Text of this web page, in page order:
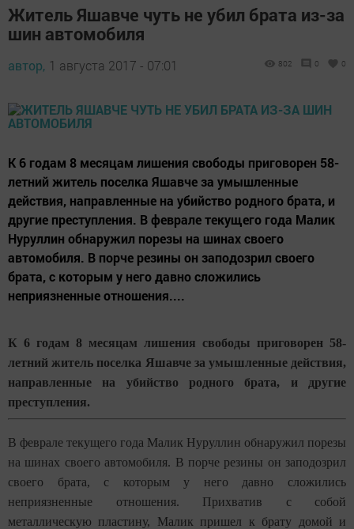
Житель Яшавче чуть не убил брата из-за
шин автомобиля
автор, 1 августа 2017 - 07:01 802 0 0
К 6 годам 8 месяцам лишения свободы приговорен 58-
летний житель поселка Яшавче за умышленные
действия, направленные на убийство родного брата, и
другие преступления. В феврале текущего года Малик
Нуруллин обнаружил порезы на шинах своего
автомобиля. В порче резины он заподозрил своего
брата, с которым у него давно сложились
неприязненные отношения....
К 6 годам 8 месяцам лишения свободы приговорен 58-
летний житель поселка Яшавче за умышленные действия,
направленные на убийство родного брата, и другие
преступления.
В феврале текущего года Малик Нуруллин обнаружил порезы
на шинах своего автомобиля. В порче резины он заподозрил
своего брата, с которым у него давно сложились
неприязненные отношения. Прихватив с собой
металлическую пластину, Малик пришел к брату домой и